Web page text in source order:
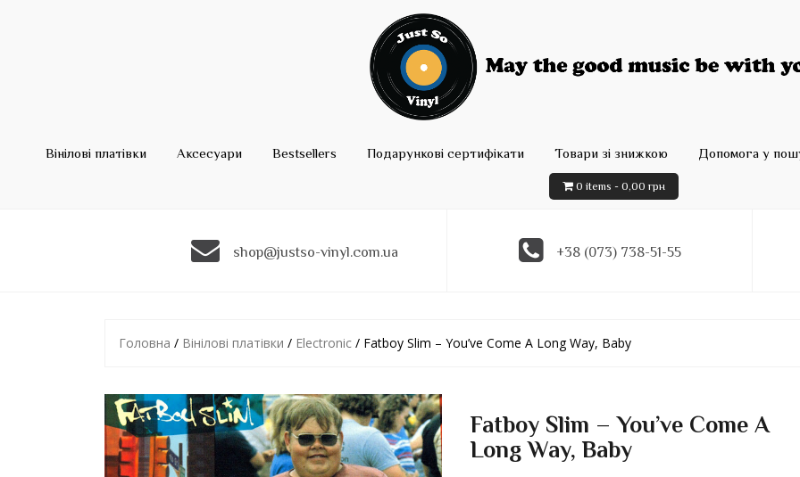
Вінілові платівки Аксесуари Bestsellers Подарункові сертифікати Товари зі знижкою Допомога у
0 items - 0,00 грн
shop@justso-vinyl.com.ua +38 (073) 738-51-55
Головна / Вінілові платівки / Electronic / Fatboy Slim – You’ve Come A Long Way, Baby
Fatboy Slim – You’ve Come A
Long Way, Baby